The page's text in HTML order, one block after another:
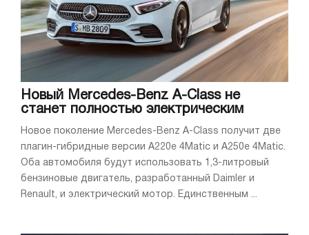
Новый Mercedes-Benz A-Class не
станет полностью электрическим
Новое поколение Mercedes-Benz A-Class получит две
плагин-гибридные версии A220e 4Matic и A250e 4Matic.
Оба автомобиля будут использовать 1,3-литровый
бензиновые двигатель, разработанный Daimler и
Renault, и электрический мотор. Единственным ...